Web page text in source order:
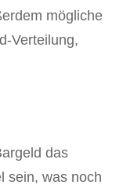
mögliche
Verteilung,
das
sein, was noch